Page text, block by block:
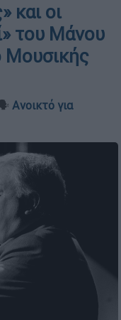
και οι
του Μάνου
Μουσικής
Ανοικτό για